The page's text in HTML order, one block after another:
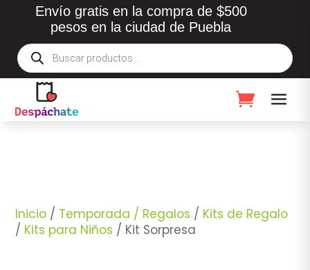
Envío gratis en la compra de $500
pesos en la ciudad de Puebla
Búsqueda
de
productos
Inicio / Temporada / Regalos / Kits de Regalo
/ Kits para Niños / Kit Sorpresa